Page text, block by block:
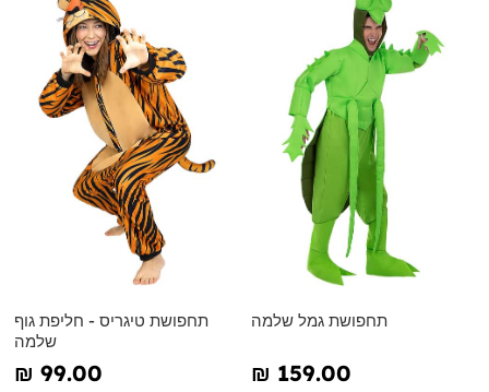
תחפושת טיגריס - חליפת גוף
שלמה
₪‎ 99.00
תחפושת גמל שלמה
₪‎ 159.00